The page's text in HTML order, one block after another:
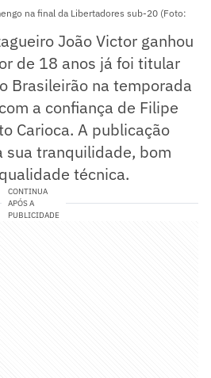
na final da Libertadores sub-20 (Foto:
João Victor ganhou
de 18 anos já foi titular
Brasileirão na temporada
a confiança de Filipe
Carioca. A publicação
sua tranquilidade, bom
técnica.
CONTINUA
APÓS A
PUBLICIDADE